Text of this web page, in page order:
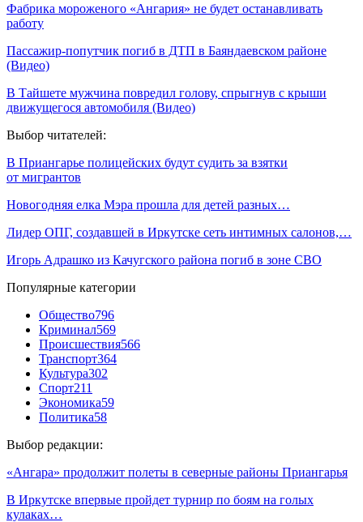
Фабрика мороженого «Ангария» не будет останавливать
работу
Пассажир-попутчик погиб в ДТП в Баяндаевском районе
(Видео)
В Тайшете мужчина повредил голову, спрыгнув с крыши
движущегося автомобиля (Видео)
Выбор читателей:
В Приангарье полицейских будут судить за взятки
от мигрантов
Новогодняя елка Мэра прошла для детей разных…
Лидер ОПГ, создавшей в Иркутске сеть интимных салонов,…
Игорь Адрашко из Качугского района погиб в зоне СВО
Популярные категории
Общество796
Криминал569
Происшествия566
Транспорт364
Культура302
Спорт211
Экономика59
Политика58
Выбор редакции:
«Ангара» продолжит полеты в северные районы Приангарья
В Иркутске впервые пройдет турнир по боям на голых
кулаках…